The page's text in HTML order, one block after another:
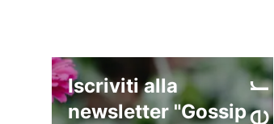
Iscriviti alla
newsletter "Gossip